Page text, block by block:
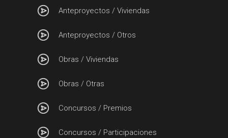
Anteproyectos / Viviendas
Anteproyectos / Otros
Obras / Viviendas
Obras / Otras
Concursos / Premios
Concursos / Participaciones